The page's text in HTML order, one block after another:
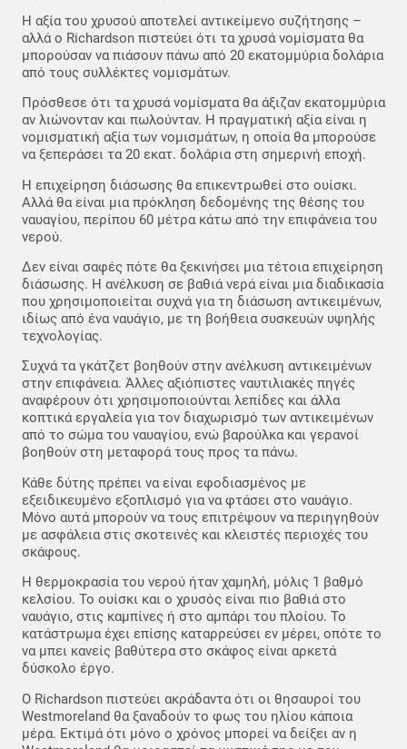
Η αξία του χρυσού αποτελεί αντικείμενο συζήτησης –
αλλά ο Richardson πιστεύει ότι τα χρυσά νομίσματα θα
μπορούσαν να πιάσουν πάνω από 20 εκατομμύρια δολάρια
από τους συλλέκτες νομισμάτων.
Πρόσθεσε ότι τα χρυσά νομίσματα θα άξιζαν εκατομμύρια
αν λιώνονταν και πωλούνταν. Η πραγματική αξία είναι η
νομισματική αξία των νομισμάτων, η οποία θα μπορούσε
να ξεπεράσει τα 20 εκατ. δολάρια στη σημερινή εποχή.
Η επιχείρηση διάσωσης θα επικεντρωθεί στο ουίσκι.
Αλλά θα είναι μια πρόκληση δεδομένης της θέσης του
ναυαγίου, περίπου 60 μέτρα κάτω από την επιφάνεια του
νερού.
Δεν είναι σαφές πότε θα ξεκινήσει μια τέτοια επιχείρηση
διάσωσης. Η ανέλκυση σε βαθιά νερά είναι μια διαδικασία
που χρησιμοποιείται συχνά για τη διάσωση αντικειμένων,
ιδίως από ένα ναυάγιο, με τη βοήθεια συσκευών υψηλής
τεχνολογίας.
Συχνά τα γκάτζετ βοηθούν στην ανέλκυση αντικειμένων
στην επιφάνεια. Άλλες αξιόπιστες ναυτιλιακές πηγές
αναφέρουν ότι χρησιμοποιούνται λεπίδες και άλλα
κοπτικά εργαλεία για τον διαχωρισμό των αντικειμένων
από το σώμα του ναυαγίου, ενώ βαρούλκα και γερανοί
βοηθούν στη μεταφορά τους προς τα πάνω.
Κάθε δύτης πρέπει να είναι εφοδιασμένος με
εξειδικευμένο εξοπλισμό για να φτάσει στο ναυάγιο.
Μόνο αυτά μπορούν να τους επιτρέψουν να περιηγηθούν
με ασφάλεια στις σκοτεινές και κλειστές περιοχές του
σκάφους.
Η θερμοκρασία του νερού ήταν χαμηλή, μόλις 1 βαθμό
κελσίου. Το ουίσκι και ο χρυσός είναι πιο βαθιά στο
ναυάγιο, στις καμπίνες ή στο αμπάρι του πλοίου. Το
κατάστρωμα έχει επίσης καταρρεύσει εν μέρει, οπότε το
να μπει κανείς βαθύτερα στο σκάφος είναι αρκετά
δύσκολο έργο.
Ο Richardson πιστεύει ακράδαντα ότι οι θησαυροί του
Westmoreland θα ξαναδούν το φως του ηλίου κάποια
μέρα. Εκτιμά ότι μόνο ο χρόνος μπορεί να δείξει αν η